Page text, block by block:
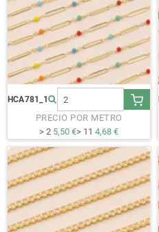
HCA781_1
PRECIO POR METRO
> 2 5,50 €> 11 4,68 €